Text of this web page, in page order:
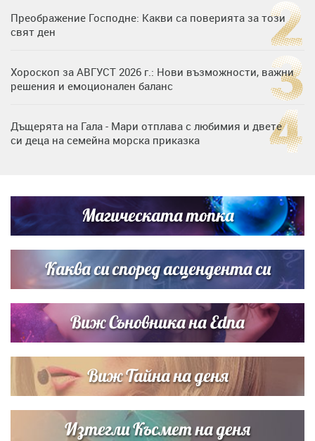
Преображение Господне: Какви са поверията за този
свят ден
Хороскоп за АВГУСТ 2026 г.: Нови възможности, важни
решения и емоционален баланс
Дъщерята на Гала - Мари отплава с любимия и двете
си деца на семейна морска приказка
Братя Аргирови я изненадаха с песен
„Тук сме най-щастливи“: Радина Кърджилова и Пламен
Димов издадоха своето любимо място
Магическата топка
Каква си според асцендента си
Виж Съновника на Edna
Виж Тайна на деня
Изтегли Късмет на деня